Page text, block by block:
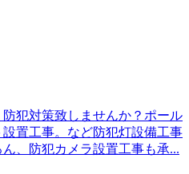
犯対策致しませんか？ポール
置工事。など防犯灯設備工事
、防犯カメラ設置工事も承...